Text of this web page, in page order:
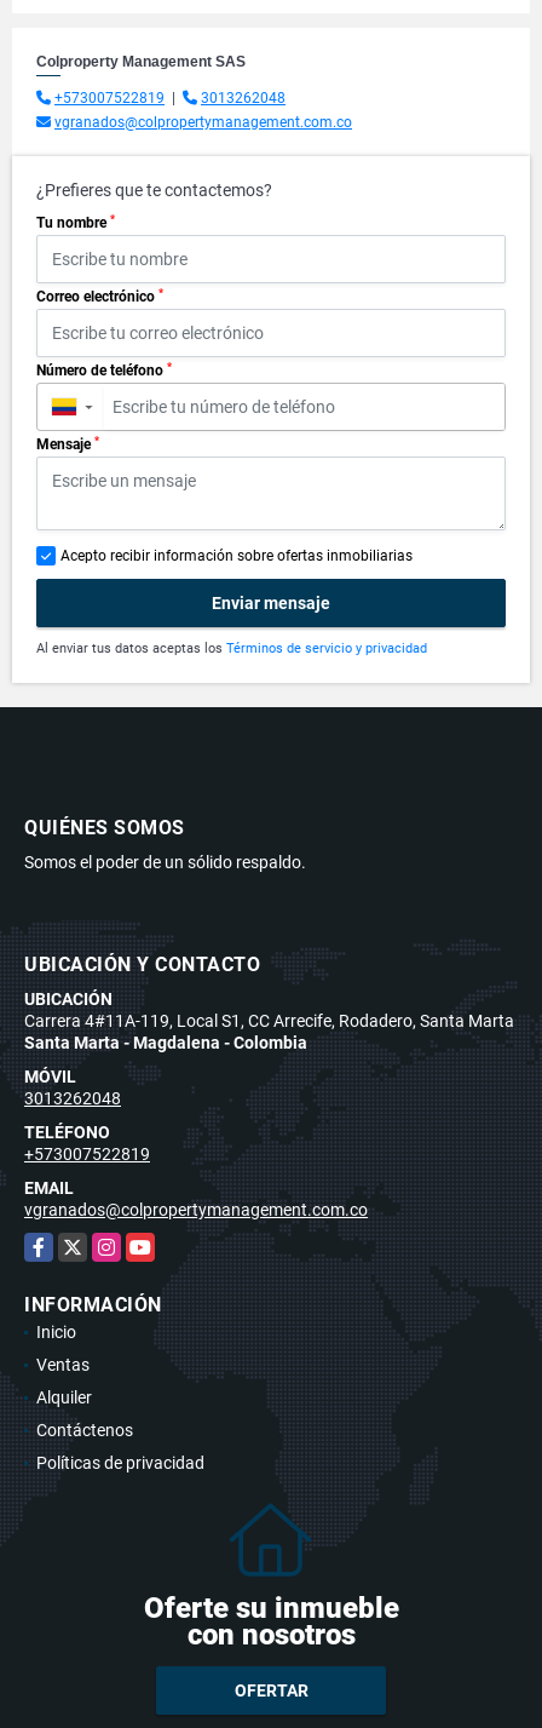
Colproperty Management SAS
+573007522819
3013262048
vgranados@colpropertymanagement.com.co
¿Prefieres que te contactemos?
Tu nombre *
Correo electrónico *
Número de teléfono *
▼
Mensaje *
Acepto recibir información sobre ofertas inmobiliarias
Enviar mensaje
Al enviar tus datos aceptas los Términos de servicio y privacidad
QUIÉNES SOMOS
Somos el poder de un sólido respaldo.
UBICACIÓN Y CONTACTO
UBICACIÓN
Carrera 4#11A-119, Local S1, CC Arrecife, Rodadero, Santa Marta
Santa Marta - Magdalena - Colombia
MÓVIL
3013262048
TELÉFONO
+573007522819
EMAIL
vgranados@colpropertymanagement.com.co
Facebook
X Instagram
YouTube
INFORMACIÓN
Inicio
Ventas
Alquiler
Contáctenos
Políticas de privacidad
Oferte su inmueble
con nosotros
OFERTAR